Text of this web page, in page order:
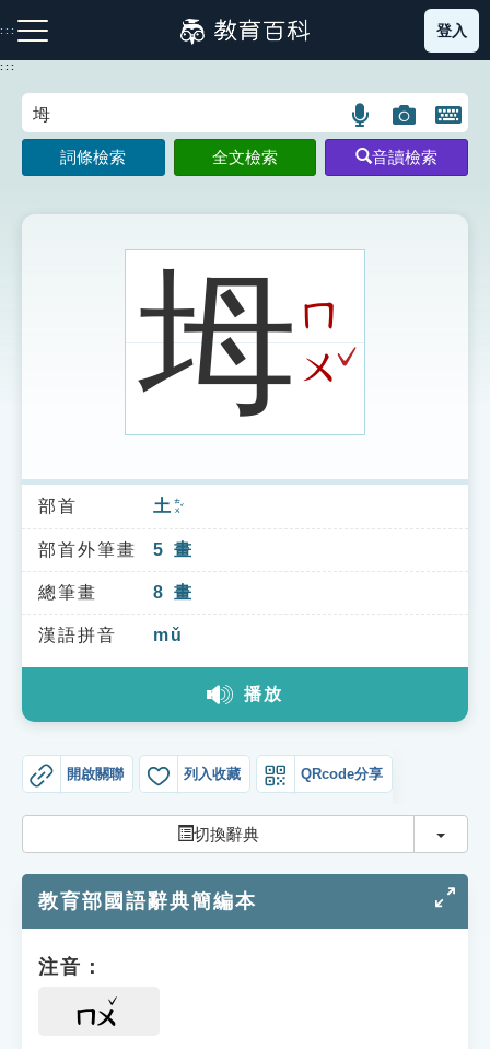
到
主
:::
注音索引圖示 筆畫索引圖示 部首索引表圖示
索引選單
知識索引
單字索引
生命大百科索引
教學應用
貓頭鷹博士
登入
:::
語
言
搜
示
圖
片
搜
開
鍵
圖
詞條檢索 全文檢索 音讀檢索
坶ㄇ
ㄨ ˇ
部首 土 ㄊㄨˇ
部首外筆畫 5 畫
總筆畫 8 畫
漢語拼音 mǔ
播放
開啟關聯 列入收藏 QRcode分享
切換辭典 切換
教育部國語辭典簡編本
注音：
ㄇㄨ